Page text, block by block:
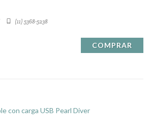
(11) 5368-5238
COMPRAR